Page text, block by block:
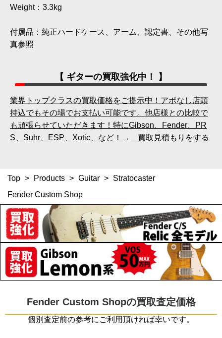
Weight：3.3kg
付属品：純正ハードケース、アーム、認定書、その他写
真参照
【 ギターの買取強化中！ 】
業界トップクラスの買取価格をご提示中！アポなし店頭
持込でもその場でお支払い可能です。他店様との比較で
も頑張らせていただきます！特にGibson、Fender、PR
S、Suhr、ESP、Xotic、など！→ 買取見積もりをする
Top > Products > Guitar > Stratocaster
Fender Custom Shop
Fender Custom Shopの買取査定価格
個別査定前の参考にご利用頂ければ幸いです。